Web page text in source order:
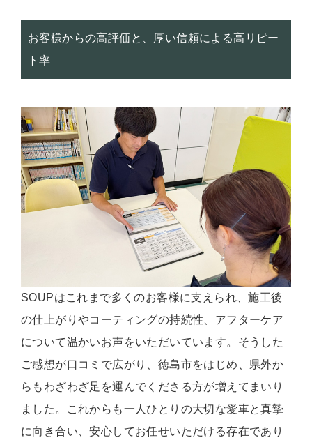
お客様からの高評価と、厚い信頼による高リピー
ト率
SOUPはこれまで多くのお客様に支えられ、施工後
の仕上がりやコーティングの持続性、アフターケア
について温かいお声をいただいています。そうした
ご感想が口コミで広がり、徳島市をはじめ、県外か
らもわざわざ足を運んでくださる方が増えてまいり
ました。これからも一人ひとりの大切な愛車と真摯
に向き合い、安心してお任せいただける存在であり